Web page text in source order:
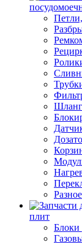
Разное
плит
Блоки